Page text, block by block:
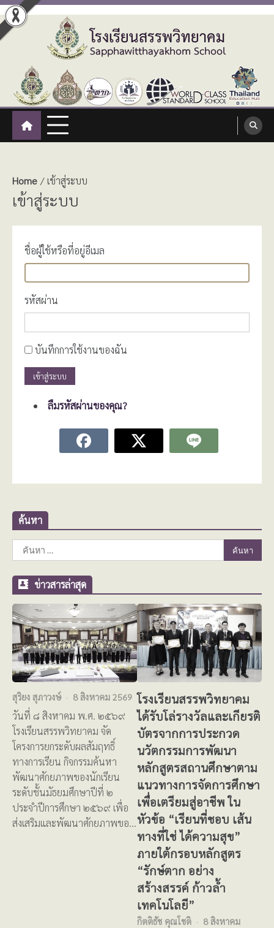
Skip
to
content
โรงเรียนสรรพวิทยาคม
:: โรงเรียนสรรพวิทยาคม อำเภอแม่สอด จังหวัดตาก ::
Sapphawitthayakhom School
Home เข้าสู่ระบบ
เข้าสู่ระบบ
ชื่อผู้ใช้หรือที่อยู่อีเมล
รหัสผ่าน
บันทึกการใช้งานของฉัน
เข้าสู่ระบบ
ลืมรหัสผ่านของคุณ?
ค้นหา
ค้นหา
สำหรับ:
ข่าวสารล่าสุด
สุริยง สุภาวงษ์ 8 สิงหาคม 2569
วันที่ ๘ สิงหาคม พ.ศ. ๒๕๖๙
โรงเรียนสรรพวิทยาคม จัด
โครงการยกระดับผลสัมฤทธิ์
ทางการเรียน กิจกรรมค้นหา
พัฒนาศักยภาพของนักเรียน
ระดับชั้นมัธยมศึกษาปีที่ ๒
ประจำปีการศึกษา ๒๕๖๙ เพื่อ
ส่งเสริมและพัฒนาศักยภาพขอ…
โรงเรียนสรรพวิทยาคม
ได้รับโล่รางวัลและเกียรติ
บัตรจากการประกวด
นวัตกรรมการพัฒนา
หลักสูตรสถานศึกษาตาม
แนวทางการจัดการศึกษา
เพื่อเตรียมสู่อาชีพ ใน
หัวข้อ “เรียนที่ชอบ เส้น
ทางที่ใช่ ได้ความสุข”
ภายใต้กรอบหลักสูตร
“รักษ์ตาก อย่าง
สร้างสรรค์ ก้าวล้ำ
เทคโนโลยี”
กิตติธัช คุณโชติ
8 สิงหาคม